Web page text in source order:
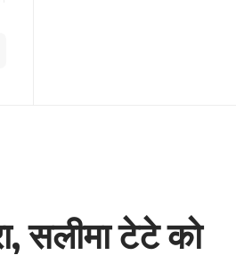
सलीमा टेटे को